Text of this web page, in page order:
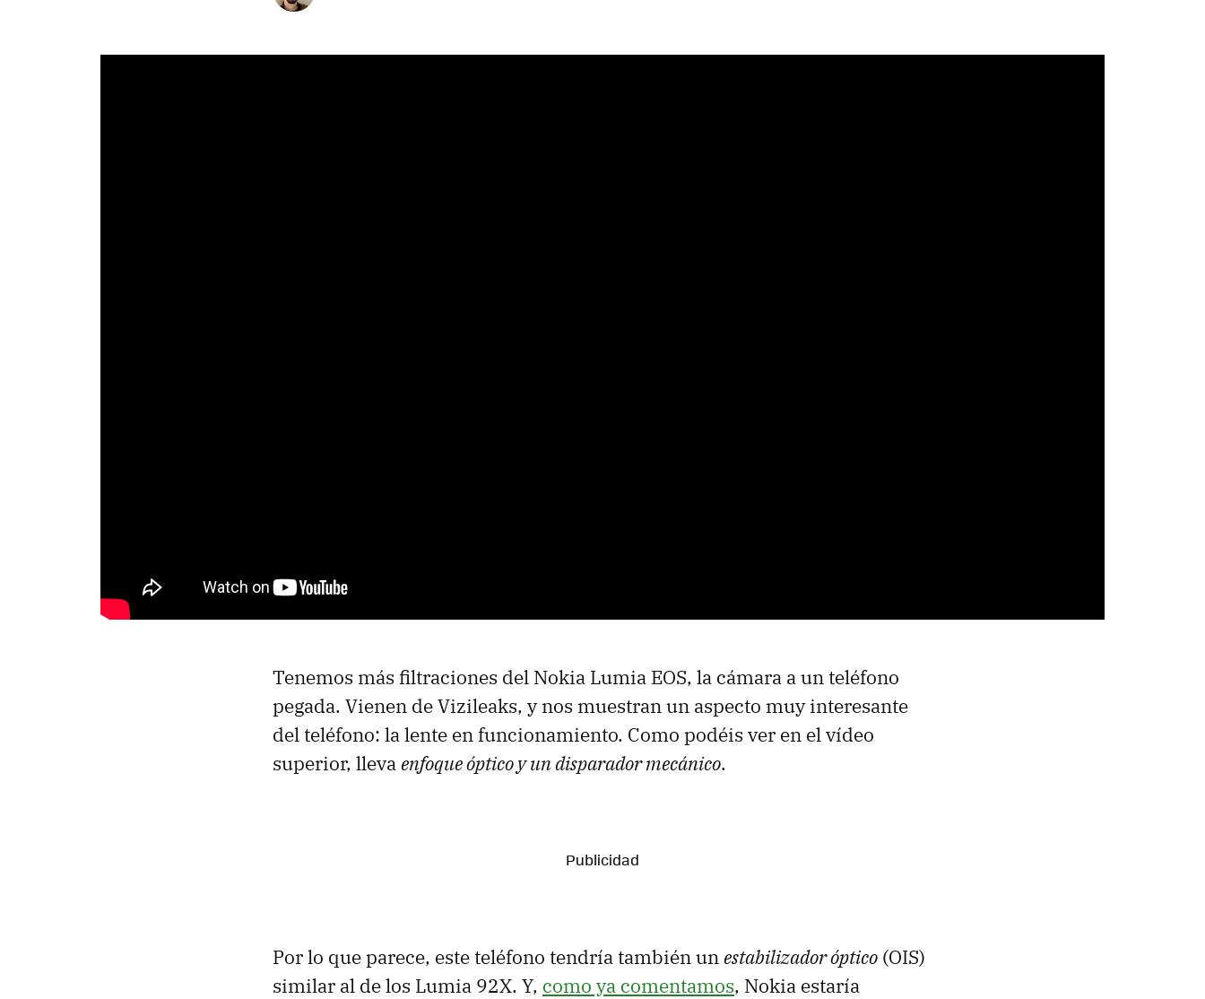
Tenemos más filtraciones del Nokia Lumia EOS, la cámara a un teléfono
pegada. Vienen de Vizileaks, y nos muestran un aspecto muy interesante
del teléfono: la lente en funcionamiento. Como podéis ver en el vídeo
superior, lleva enfoque óptico y un disparador mecánico.
Por lo que parece, este teléfono tendría también un estabilizador óptico (OIS)
similar al de los Lumia 92X. Y, como ya comentamos, Nokia estaría